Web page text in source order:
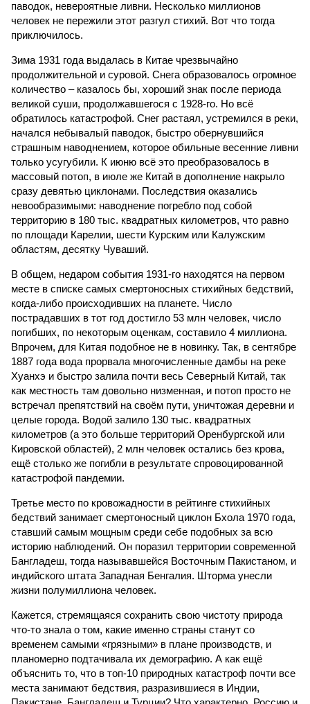
паводок, невероятные ливни. Несколько миллионов
человек не пережили этот разгул стихий. Вот что тогда
приключилось.
Зима 1931 года выдалась в Китае чрезвычайно
продолжительной и суровой. Снега образовалось огромное
количество – казалось бы, хороший знак после периода
великой суши, продолжавшегося с 1928-го. Но всё
обратилось катастрофой. Снег растаял, устремился в реки,
начался небывалый паводок, быстро обернувшийся
страшным наводнением, которое обильные весенние ливни
только усугубили. К июню всё это преобразовалось в
массовый потоп, в июле же Китай в дополнение накрыло
сразу девятью циклонами. Последствия оказались
невообразимыми: наводнение погребло под собой
территорию в 180 тыс. квадратных километров, что равно
по площади Карелии, шести Курским или Калужским
областям, десятку Чуваший.
В общем, недаром события 1931-го находятся на первом
месте в списке самых смертоносных стихийных бедствий,
когда-либо происходивших на планете. Число
пострадавших в тот год достигло 53 млн человек, число
погибших, по некоторым оценкам, составило 4 миллиона.
Впрочем, для Китая подобное не в новинку. Так, в сентябре
1887 года вода прорвала многочисленные дамбы на реке
Хуанхэ и быстро залила почти весь Северный Китай, так
как местность там довольно низменная, и потоп просто не
встречал препятствий на своём пути, уничтожая деревни и
целые города. Водой залило 130 тыс. квадратных
километров (а это больше территорий Оренбургской или
Кировской областей), 2 млн человек остались без крова,
ещё столько же погибли в результате спровоцированной
катастрофой пандемии.
Третье место по кровожадности в рейтинге стихийных
бедствий занимает смертоносный циклон Бхола 1970 года,
ставший самым мощным среди себе подобных за всю
историю наблюдений. Он поразил территории современной
Бангладеш, тогда называвшейся Восточным Пакистаном, и
индийского штата Западная Бенгалия. Шторма унесли
жизни полумиллиона человек.
Кажется, стремящаяся сохранить свою чистоту природа
что-то знала о том, какие именно страны станут со
временем самыми «грязными» в плане производств, и
планомерно подтачивала их демографию. А как ещё
объяснить то, что в топ-10 природных катастроф почти все
места занимают бедствия, разразившиеся в Индии,